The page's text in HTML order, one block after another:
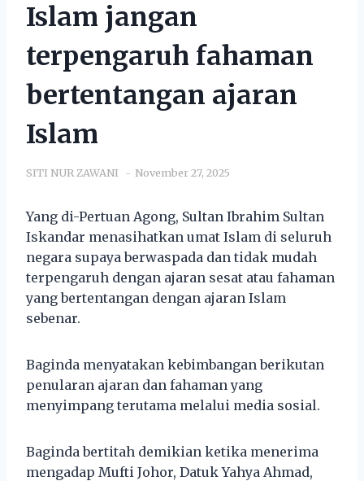
Islam jangan
terpengaruh fahaman
bertentangan ajaran
Islam
SITI NUR ZAWANI November 27, 2025
Yang di-Pertuan Agong, Sultan Ibrahim Sultan
Iskandar menasihatkan umat Islam di seluruh
negara supaya berwaspada dan tidak mudah
terpengaruh dengan ajaran sesat atau fahaman
yang bertentangan dengan ajaran Islam
sebenar.
Baginda menyatakan kebimbangan berikutan
penularan ajaran dan fahaman yang
menyimpang terutama melalui media sosial.
Baginda bertitah demikian ketika menerima
mengadap Mufti Johor, Datuk Yahya Ahmad,